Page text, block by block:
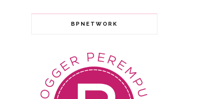
BPNETWORK